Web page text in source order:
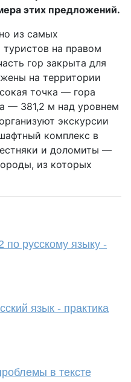
этих предложений.
из самых
туристов на правом
гор закрыта для
на территории
точка — гора
— 381,2 м над уровнем
экскурсии
комплекс в
и доломиты —
из которых
русскому языку -
язык - практика
в тексте